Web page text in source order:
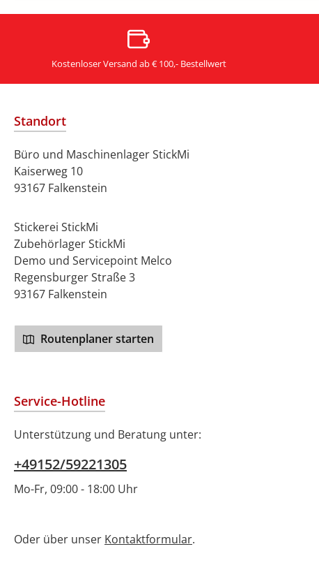
Kostenloser Versand ab € 100,- Bestellwert
Standort
Büro und Maschinenlager StickMi
Kaiserweg 10
93167 Falkenstein
Stickerei StickMi
Zubehörlager StickMi
Demo und Servicepoint Melco
Regensburger Straße 3
93167 Falkenstein
Routenplaner starten
Service-Hotline
Unterstützung und Beratung unter:
+49152/59221305
Mo-Fr, 09:00 - 18:00 Uhr
Oder über unser Kontaktformular.